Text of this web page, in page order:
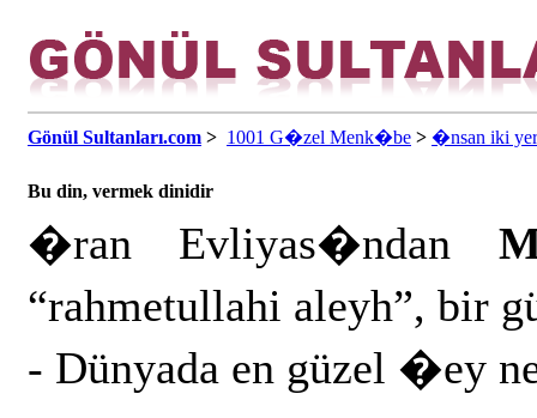
Gönül Sultanları.com > 1001 G�zel Menk�be > �nsan iki
Bu din, vermek dinidir
�ran Evliyas�ndan
“rahmetullahi aleyh”, bir
- Dünyada en güzel �ey